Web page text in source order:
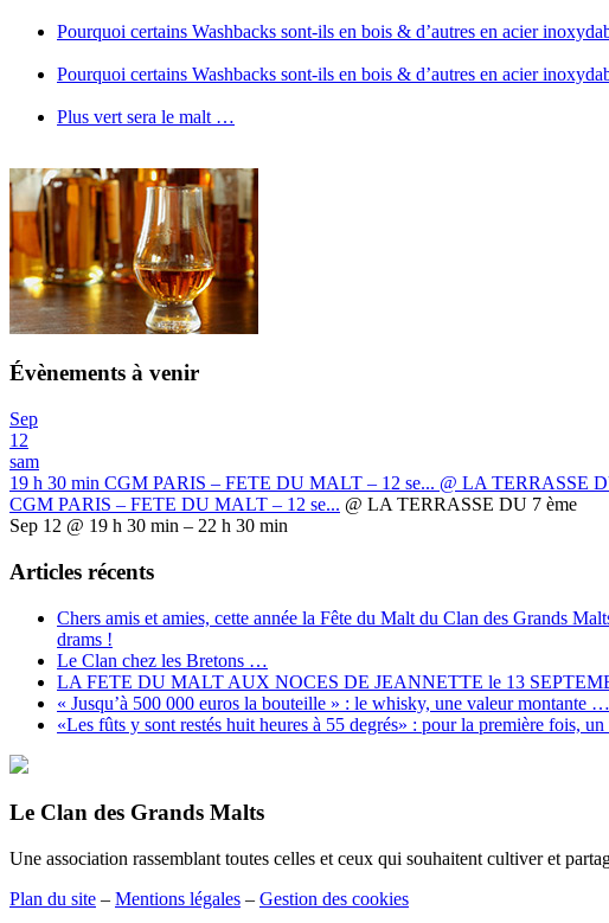
Pourquoi certains Washbacks sont-ils en bois & d’autres en acier
Pourquoi certains Washbacks sont-ils en bois & d’autres en acier
Plus vert sera le malt …
Évènements à venir
Sep
12
sam
19 h 30 min CGM PARIS – FETE DU MALT – 12 se... @ LA TERRASSE
CGM PARIS – FETE DU MALT – 12 se... @ LA TERRASSE DU 7 ème
Sep 12 @ 19 h 30 min – 22 h 30 min
Articles récents
Chers amis et amies, cette année la Fête du Malt du Clan des Grands
drams !
Le Clan chez les Bretons …
LA FETE DU MALT AUX NOCES DE JEANNETTE le 13
« Jusqu’à 500 000 euros la bouteille » : le whisky, une valeur montante …
«Les fûts y sont restés huit heures à 55 degrés» : pour la première fois,
Le Clan des Grands Malts
Une association rassemblant toutes celles et ceux qui souhaitent cultiver et
Plan du site – Mentions légales – Gestion des cookies